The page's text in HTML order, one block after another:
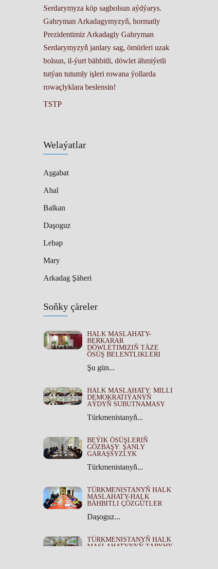
Welaýatlar
Aşgabat
Ahal
Balkan
Daşoguz
Lebap
Mary
Arkadag Şäheri
Soňky çäreler
HALK MASLAHATY-
BERKARAR
DÖWLETIMIZIŇ TÄZE
ÖSÜŞ BELENTLIKLERI
Şu gün...
HALK MASLAHATY: MILLI
DEMOKRATIÝANYŇ
AÝDYŇ SUBUTNAMASY
Türkmenistanyň...
BEÝIK ÖSÜŞLERIŇ
GÖZBAŞY: ŞANLY
GARAŞSYZLYK
Türkmenistanyň...
TÜRKMENISTANYŇ HALK
MASLAHATY-HALK
BÄHBITLI ÇÖZGÜTLER
Daşoguz...
TÜRKMENISTANYŇ HALK
MASLAHATYNYŇ TARYHY
Serdarymyza köp sagbolsun aýdýarys.
Gahryman Arkadagymyzyň, hormatly
Prezidentimiz Arkadagly Gahryman
Serdarymyzyň janlary sag, ömürleri uzak
bolsun, il-ýurt bähbitli, döwlet ähmiýetli
tutýan tutumly işleri rowana ýollarda
rowaçlyklara beslensin!
TSTP